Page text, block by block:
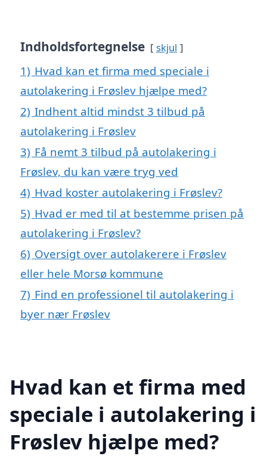
Indholdsfortegnelse skjul
1) Hvad kan et firma med speciale i
autolakering i Frøslev hjælpe med?
2) Indhent altid mindst 3 tilbud på
autolakering i Frøslev
3) Få nemt 3 tilbud på autolakering i
Frøslev, du kan være tryg ved
4) Hvad koster autolakering i Frøslev?
5) Hvad er med til at bestemme prisen på
autolakering i Frøslev?
6) Oversigt over autolakerere i Frøslev
eller hele Morsø kommune
7) Find en professionel til autolakering i
byer nær Frøslev
Hvad kan et firma med
speciale i autolakering i
Frøslev hjælpe med?